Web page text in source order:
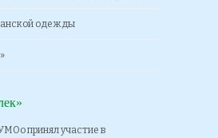
одежды
принял участие в